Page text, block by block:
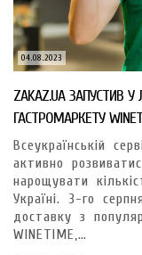
04.08.2023
ZAKAZ.UA ЗАПУСТИВ
ГАСТРОМАРКЕТУ
Всеукраїнській
активно
нарощувати
Україні. 3-го
доставку з
WINETIME,…